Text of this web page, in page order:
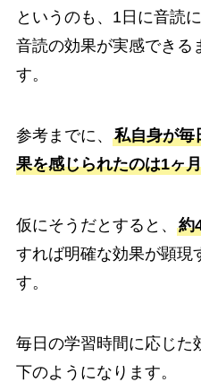
というのも、1日に音読
音読の効果が実感できる
す。
参考までに、 私自身が毎
果を感じられたのは1ヶ
仮にそうだとすると、 約
すれば明確な効果が顕現
す。
毎日の学習時間に応じた
下のようになります。